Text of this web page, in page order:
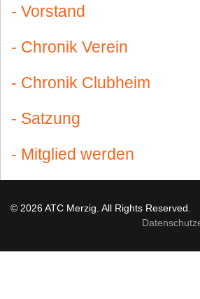
- Vorstand
- Chronik Verein
- Chronik Clubheim
- Satzung
- Mitglied werden
© 2026 ATC Merzig. All Rights Reserved.